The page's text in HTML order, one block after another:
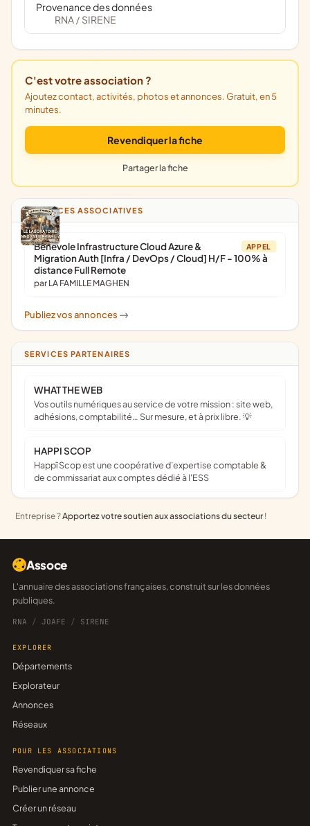
Provenance des données
RNA / SIRENE
C'est votre association ?
Ajoutez contact, activités, photos et annonces. Gratuit, en 5
minutes.
Revendiquer la fiche
Partager la fiche
ANNONCES ASSOCIATIVES
APPEL
Bénévole Infrastructure Cloud Azure &
Migration Auth [Infra / DevOps / Cloud] H/F - 100% à
distance Full Remote
par LA FAMILLE MAGHEN
Publiez vos annonces ->
SERVICES PARTENAIRES
WHAT THE WEB
Vos outils numériques au service de votre mission : site web,
adhésions, comptabilité… Sur mesure, et à prix libre. 💡
HAPPI SCOP
Happï Scop est une coopérative d’expertise comptable &
de commissariat aux comptes dédié à l'ESS
Entreprise ?Apportez votre soutien aux associations du secteur !
Assoce
L'annuaire des associations françaises, construit sur les données
publiques.
RNA / JOAFE / SIRENE
EXPLORER
Départements
Explorateur
Annonces
Réseaux
POUR LES ASSOCIATIONS
Revendiquer sa fiche
Publier une annonce
Créer un réseau